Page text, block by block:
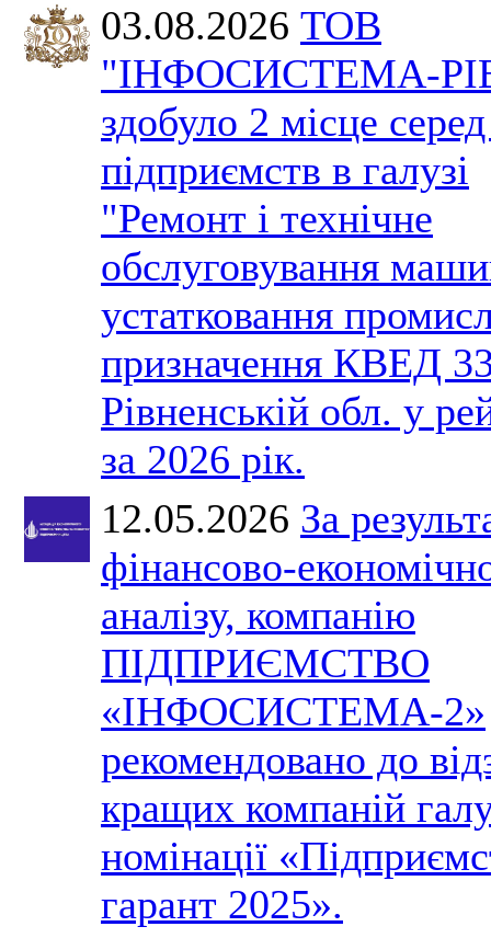
03.08.2026 ТОВ
"ІНФОСИСТЕМА-
здобуло 2 місце
підприємств в галузі
"Ремонт і технічне
обслуговування
устатковання
призначення КВЕД
Рівненській обл. у
за 2026 рік.
12.05.2026 За
фінансово-
аналізу, компанію
ПІДПРИЄМСТВО
«ІНФОСИСТЕМА-2»
рекомендовано до
кращих компаній
номінації
гарант 2025».